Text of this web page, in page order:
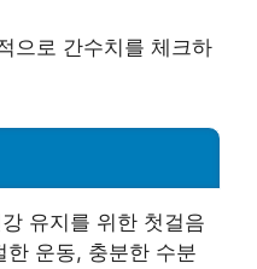
으로 간수치를 체크하
유지를 위한 첫걸음
한 운동, 충분한 수분